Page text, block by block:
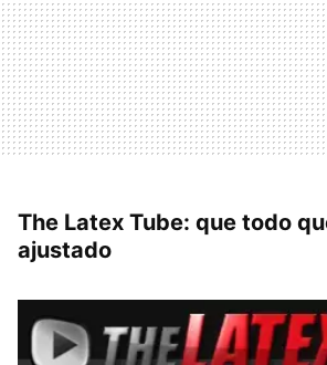
The Latex Tube: que todo
ajustado